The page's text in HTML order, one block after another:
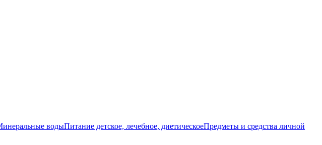
водыПитание детское, лечебное, диетическоеПредметы и средства личной